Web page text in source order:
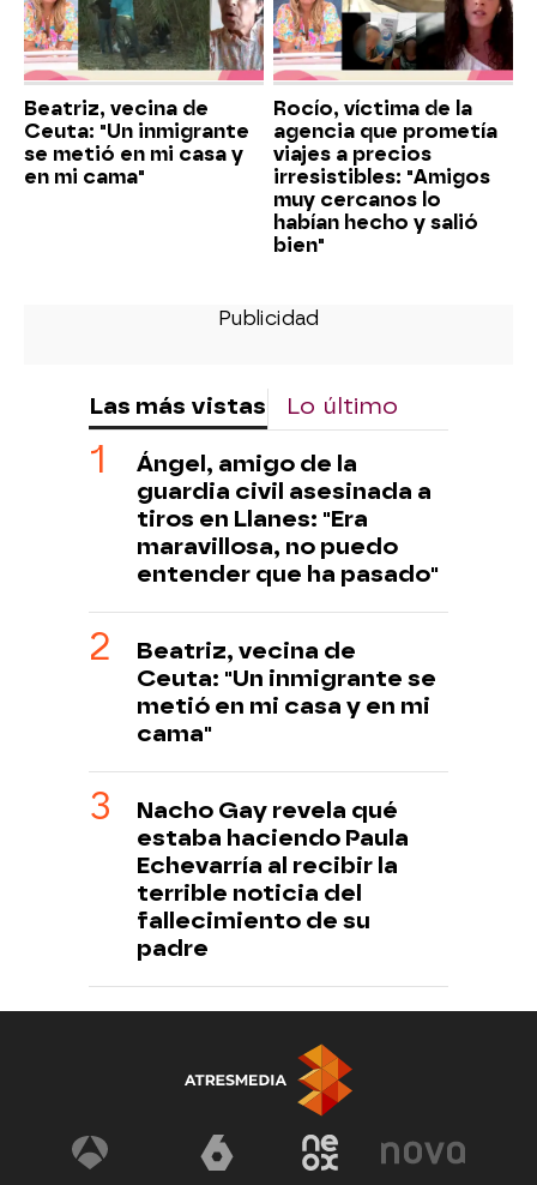
Beatriz, vecina de
Ceuta: "Un inmigrante
se metió en mi casa y
en mi cama"
Rocío, víctima de la
agencia que prometía
viajes a precios
irresistibles: "Amigos
muy cercanos lo
habían hecho y salió
bien"
Las más vistas Lo último
Ángel, amigo de la
guardia civil asesinada a
tiros en Llanes: "Era
maravillosa, no puedo
entender que ha pasado"
Beatriz, vecina de
Ceuta: "Un inmigrante se
metió en mi casa y en mi
cama"
Nacho Gay revela qué
estaba haciendo Paula
Echevarría al recibir la
terrible noticia del
fallecimiento de su
padre